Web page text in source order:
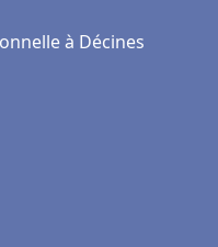
à Décines